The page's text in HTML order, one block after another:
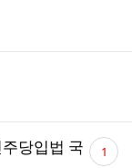
당입법 국 댓
글 1